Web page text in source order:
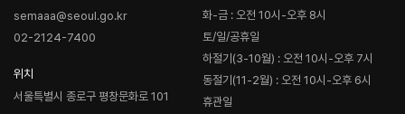
semaaa@seoul.go.kr
02-2124-7400
위치
서울특별시 종로구 평창문화로 101
화-금 : 오전 10시-오후 8시
토/일/공휴일
하절기(3-10월) : 오전 10시-오후 7시
동절기(11-2월) : 오전 10시-오후 6시
휴관일